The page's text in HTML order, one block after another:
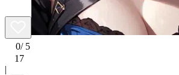
0/ 5
17
|